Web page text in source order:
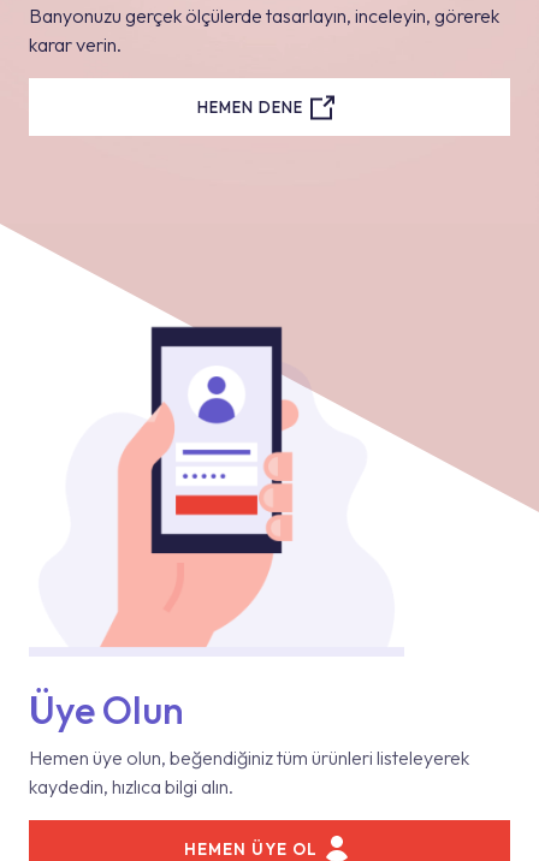
Banyonuzu gerçek ölçülerde tasarlayın, inceleyin, görerek
karar verin.
HEMEN DENE
Üye Olun
Hemen üye olun, beğendiğiniz tüm ürünleri listeleyerek
kaydedin, hızlıca bilgi alın.
HEMEN ÜYE OL